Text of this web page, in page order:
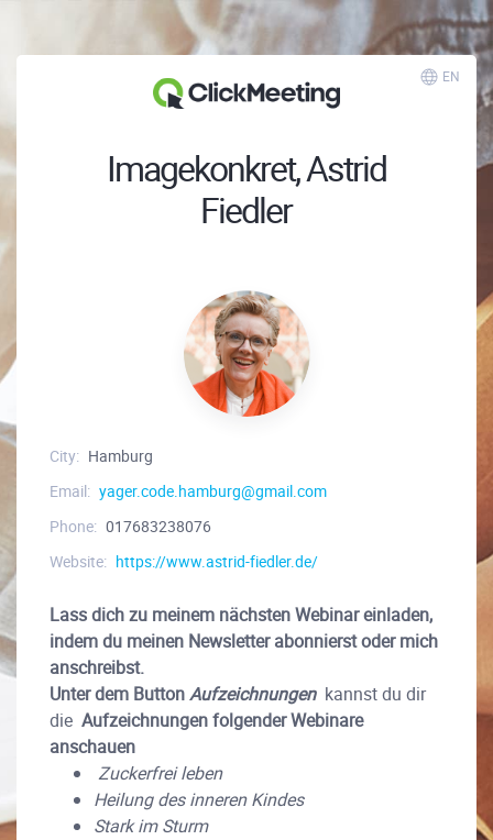
EN
Imagekonkret, Astrid
Fiedler
City: Hamburg
Email: yager.code.hamburg@gmail.com
Phone: 017683238076
Website: https://www.astrid-fiedler.de/
Lass dich zu meinem nächsten Webinar einladen,
indem du meinen Newsletter abonnierst oder mich
anschreibst.
Unter dem ButtonAufzeichnungenkannst du dir
die Aufzeichnungen folgender Webinare
anschauen
Zuckerfrei leben
Heilung des inneren Kindes
Stark im Sturm